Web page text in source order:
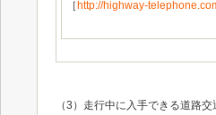
［ http://highway-
（3）走行中に入手できる道路交